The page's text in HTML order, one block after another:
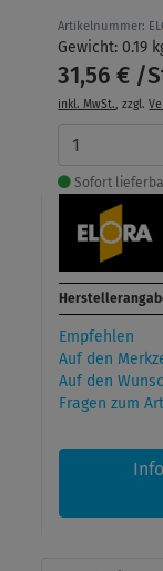
Artikelnummer:
Gewicht: 0.19
31,56 € /
inkl. MwSt., zzgl.
Sofort
Empfehlen
Auf den
Auf den
Fragen zum